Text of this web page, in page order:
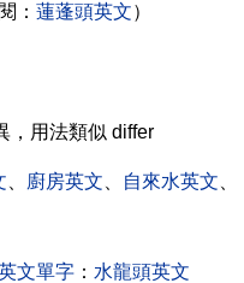
： 蓮蓬頭英文）
，用法類似 differ
廚房英文 自來水英文
文單字 ： 水龍頭英文